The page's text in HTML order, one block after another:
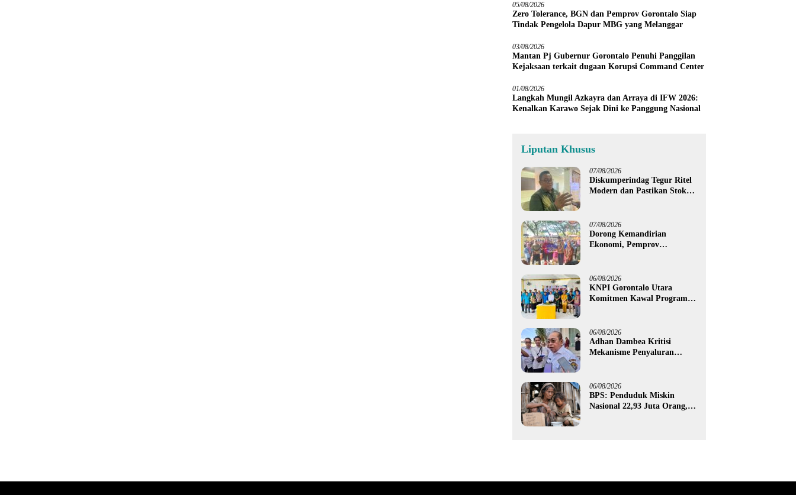
05/08/2026
Zero Tolerance, BGN dan Pemprov Gorontalo Siap
Tindak Pengelola Dapur MBG yang Melanggar
03/08/2026
Mantan Pj Gubernur Gorontalo Penuhi Panggilan
Kejaksaan terkait dugaan Korupsi Command Center
01/08/2026
Langkah Mungil Azkayra dan Arraya di IFW 2026:
Kenalkan Karawo Sejak Dini ke Panggung Nasional
Liputan Khusus
07/08/2026
Diskumperindag Tegur Ritel
Modern dan Pastikan Stok
07/08/2026
Dorong Kemandirian
Ekonomi, Pemprov
untuk 395 Pelaku Usaha
06/08/2026
KNPI Gorontalo Utara
Komitmen Kawal Program
06/08/2026
Adhan Dambea Kritisi
Mekanisme Penyaluran
06/08/2026
BPS: Penduduk Miskin
Nasional 22,93 Juta Orang,